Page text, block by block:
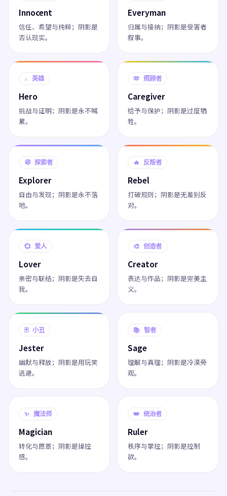
Innocent
信任、希望与纯粹；阴影是
否认现实。
Everyman
归属与接纳；阴影是受害者
叙事。
⚔️ 英雄
Hero
挑战与证明；阴影是永不喊
累。
🫶 照顾者
Caregiver
给予与保护；阴影是过度牺
牲。
🧭 探索者
Explorer
自由与发现；阴影是永不落
地。
🔥 反叛者
Rebel
打破规则；阴影是无差别反
对。
💞 爱人
Lover
亲密与联结；阴影是失去自
我。
🎨 创造者
Creator
表达与作品；阴影是完美主
义。
🃏 小丑
Jester
幽默与释放；阴影是用玩笑
逃避。
📚 智者
Sage
理解与真理；阴影是冷漠旁
观。
✨ 魔法师
Magician
转化与愿景；阴影是操控
感。
👑 统治者
Ruler
秩序与掌控；阴影是控制
欲。